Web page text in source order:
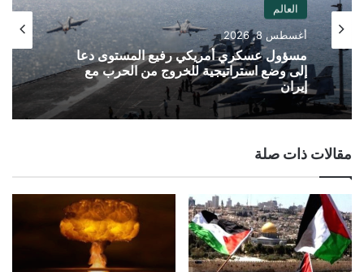
العالم
أغسطس 8, 2026
مسؤول عسكري أمريكي رفيع المستوى دعا
إلى وضع استراتيجية للخروج من الحرب مع
إيران
مقالات ذات صلة